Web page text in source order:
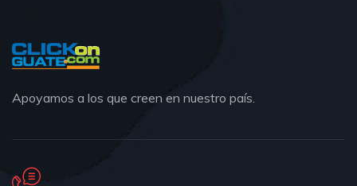
Apoyamos a los que creen en nuestro país.